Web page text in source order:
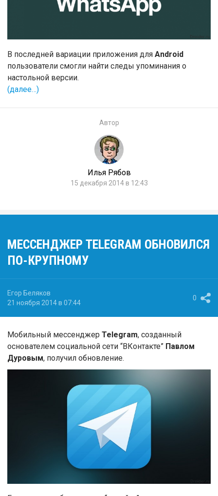
В последней вариации приложения для Android
пользователи смогли найти следы упоминания о
настольной версии.
(далее…)
Автор
Илья Рябов
15 декабря 2014 в 12:43
МЕССЕНДЖЕР TELEGRAM ОБНОВИЛСЯ
ПО-КРУПНОМУ
Егор Беляков
21 ноября 2014 в 07:44
0
Мобильный мессенджер Telegram, созданный
основателем социальной сети “ВКонтакте” Павлом
Дуровым, получил обновление.